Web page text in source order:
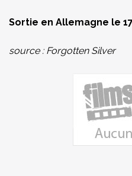
Sortie en Allemagne le
source : Forgotten Silver